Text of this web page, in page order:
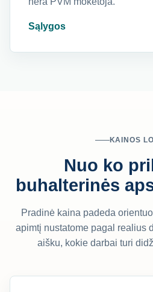
Sąlygos
KAINOS
Nuo ko
buhalterinės
Pradinė kaina padeda
apimtį nustatome pagal realius
aišku, kokie darbai turi